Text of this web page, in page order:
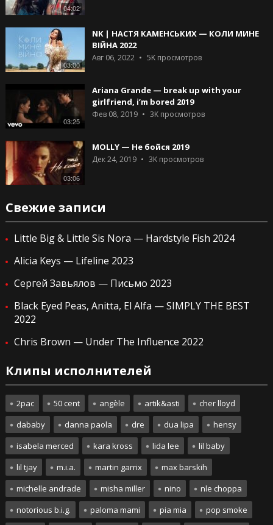
04:02
03:00
NK | НАСТЯ КАМЕНСЬКИХ — КОЛИ МИНЕ
ВІЙНА 2022
Авг 06, 2022 5Kпросмотров
03:25
Ariana Grande — break up with your
girlfriend, i’m bored 2019
Фев 08, 2019 3Kпросмотров
03:06
MOLLY — Не бойся 2019
Дек 24, 2019 3Kпросмотров
Свежие записи
Little Big & Little Sis Nora — Hardstyle Fish 2024
Alicia Keys — Lifeline 2023
Сергей Завьялов — Письмо 2023
Black Eyed Peas, Anitta, El Alfa — SIMPLY THE BEST
2022
Chris Brown — Under The Influence 2022
Клипы исполнителей
2pac 50 cent angèle artik&asti
cher lloyd
dababy
danna paola dre dua lipa
hensy
isabela merced
kara kross lida lee
lil baby
lil tjay
m.i.a. martin garrix
max barskih
michelle andrade
misha miller nino
nle choppa
notorious b.i.g.
paloma mami pia mia pop smoke